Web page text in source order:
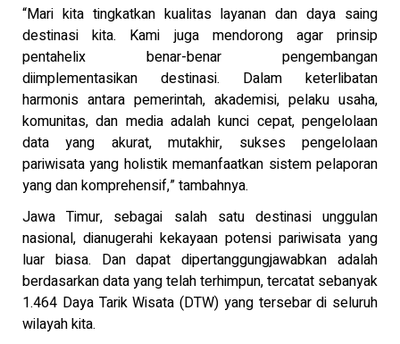
“Mari kita tingkatkan kualitas layanan dan daya saing
destinasi kita. Kami juga mendorong agar prinsip
pentahelix benar-benar pengembangan
diimplementasikan destinasi. Dalam keterlibatan
harmonis antara pemerintah, akademisi, pelaku usaha,
komunitas, dan media adalah kunci cepat, pengelolaan
data yang akurat, mutakhir, sukses pengelolaan
pariwisata yang holistik memanfaatkan sistem pelaporan
yang dan komprehensif,” tambahnya.
Jawa Timur, sebagai salah satu destinasi unggulan
nasional, dianugerahi kekayaan potensi pariwisata yang
luar biasa. Dan dapat dipertanggungjawabkan adalah
berdasarkan data yang telah terhimpun, tercatat sebanyak
1.464 Daya Tarik Wisata (DTW) yang tersebar di seluruh
wilayah kita.